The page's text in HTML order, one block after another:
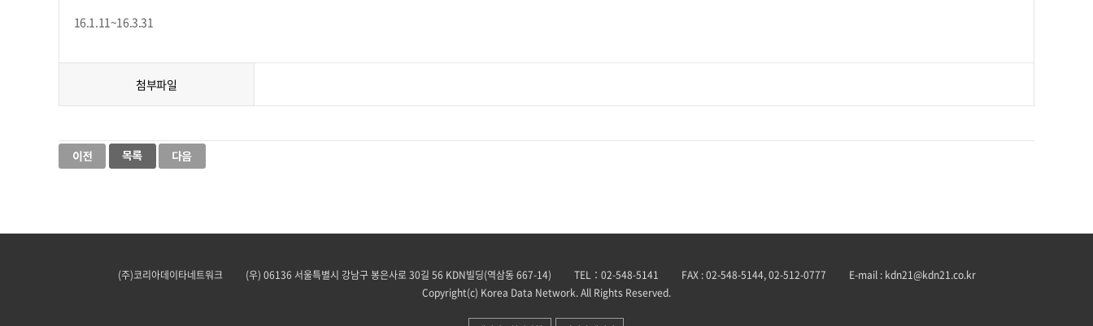
16.1.11~16.3.31
첨부파일
(주)코리아데이타네트워크 (우) 06136 서울특별시 강남구 봉은사로 30길 56 KDN빌딩(역삼동 667-14) TEL：02-548-5141 FAX : 02-548-5144, 02-512-0777
E-mail : kdn21@kdn21.co.kr
Copyright(c) Korea Data Network. All Rights Reserved.